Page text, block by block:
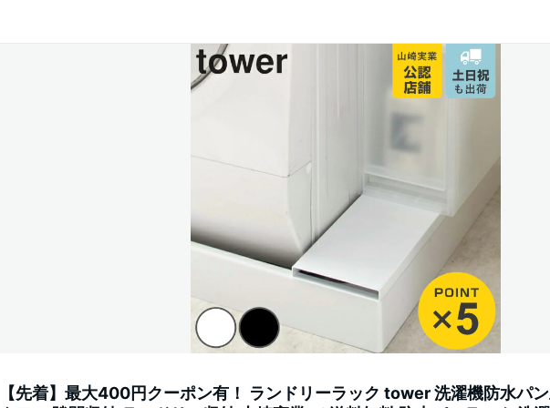
【先着】最大400円クーポン有！ ランドリーラック tower 洗濯機防水パ